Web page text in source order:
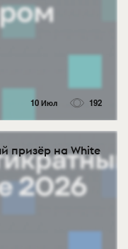
10 Июл 192
призёр на White